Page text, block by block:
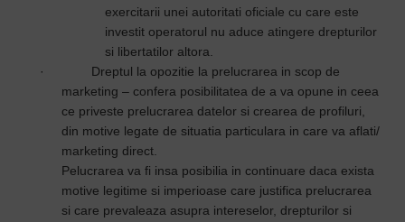
exercitarii unei autoritati oficiale cu care este
investit operatorul nu aduce atingere drepturilor
si libertatilor altora.
·
Dreptul la opozitie la prelucrarea in scop de
marketing – confera posibilitatea de a va opune in ceea
ce priveste prelucrarea datelor si crearea de profiluri,
din motive legate de situatia particulara in care va aflati/
marketing direct.
Pelucrarea va fi insa posibilia in continuare daca exista
motive legitime si imperioase care justifica prelucrarea
si care prevaleaza asupra intereselor, drepturilor si